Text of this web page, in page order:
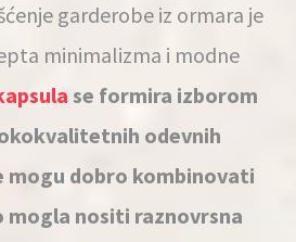
garderobe iz ormara je
minimalizma i modne
se formira izborom
odevnih
mogu dobro kombinovati
mogla nositi raznovrsna